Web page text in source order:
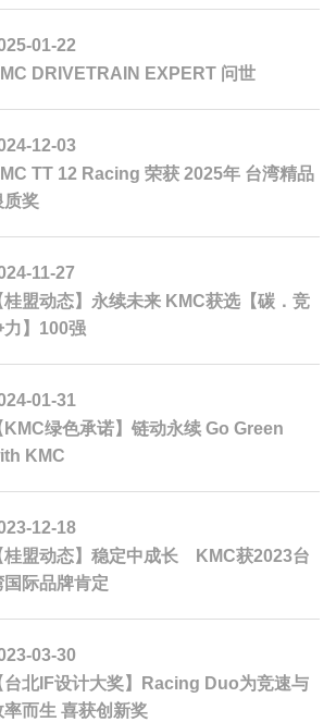
01-22
DRIVETRAIN EXPERT 问世
12-03
TT 12 Racing 荣获 2025年 台湾精品
质奖
11-27
桂盟动态】永续未来 KMC获选【碳．竞
力】100强
01-31
KMC绿色承诺】链动永续 Go Green
KMC
12-18
桂盟动态】稳定中成长 KMC获2023台
国际品牌肯定
03-30
台北IF设计大奖】Racing Duo为竞速与
率而生 喜获创新奖